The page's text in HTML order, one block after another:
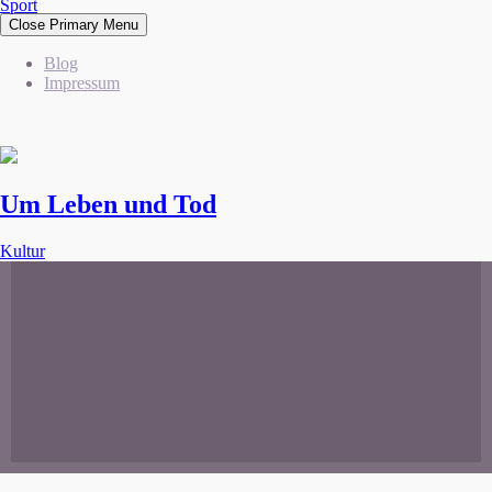
Close Primary Menu
Blog
Impressum
Um Leben und Tod
Kultur
Sport